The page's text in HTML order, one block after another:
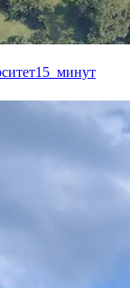
15 минут